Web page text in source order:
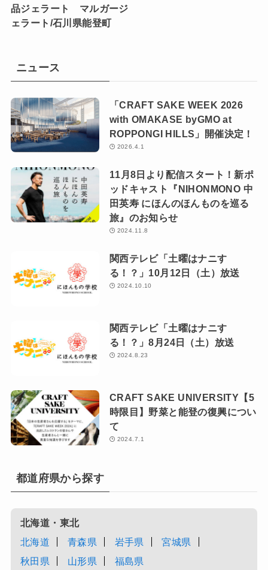
品ジェラート マルガージ
ェラート/石川県能登町
ニュース
「CRAFT SAKE WEEK 2026
with OMAKASE byGMO at
ROPPONGI HILLS」開催決定！
2026.4.1
11月8日より配信スタート！新ポ
ッドキャスト『NIHONMONO 中
田英寿 にほんのほんものを巡る
旅』のお知らせ
2024.11.8
関西テレビ「土曜はナニす
る！？」10月12日（土）放送
2024.10.10
関西テレビ「土曜はナニす
る！？」8月24日（土）放送
2024.8.23
CRAFT SAKE UNIVERSITY【5
時限目】野菜と能登の復興につい
て
2024.7.1
都道府県から探す
北海道・東北
北海道
青森県 岩手県
宮城県
秋田県
山形県 福島県